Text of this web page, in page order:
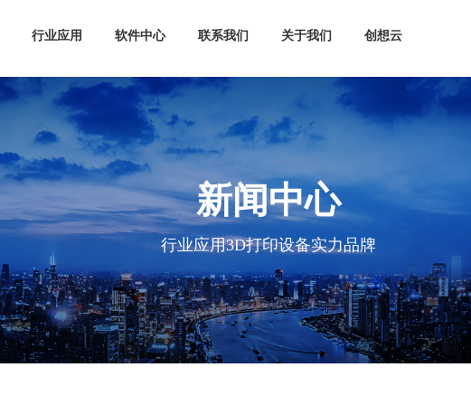
行业应用 软件中心 联系我们 关于我们 创想云
新闻中心
行业应用3D打印设备实力品牌